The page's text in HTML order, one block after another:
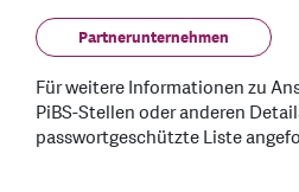
Partnerunternehmen
Für weitere Informationen zu
PiBS-Stellen oder anderen
passwortgeschützte Liste